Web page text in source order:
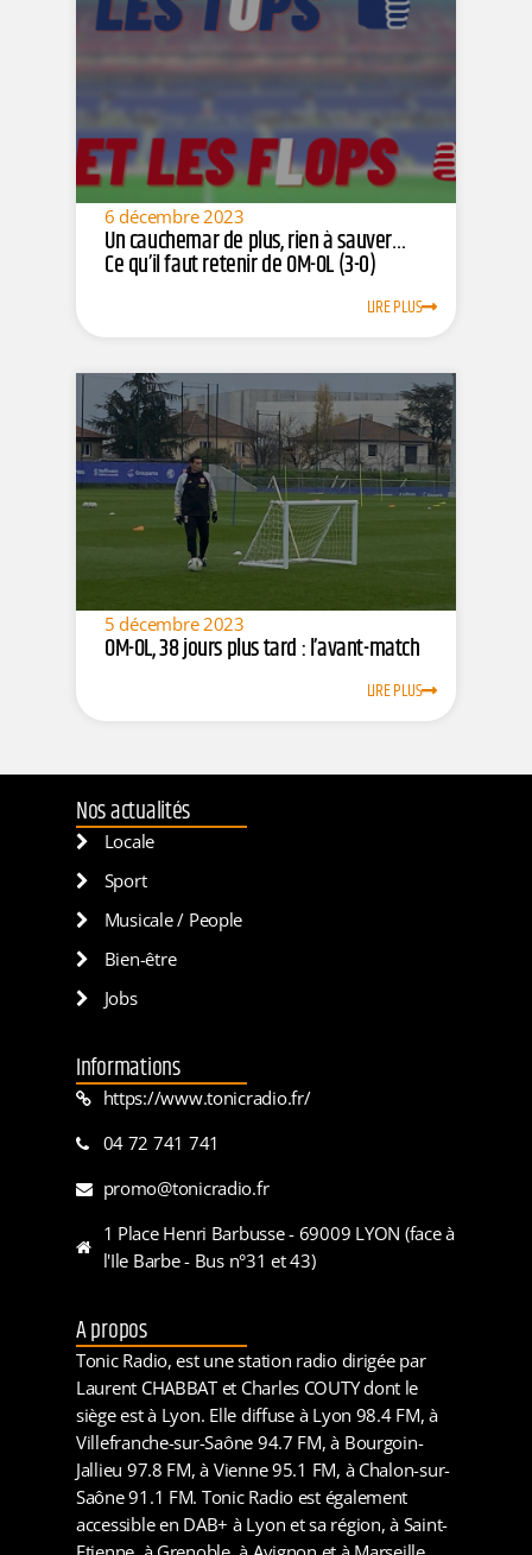
6 décembre 2023
Un cauchemar de plus, rien à sauver…
Ce qu’il faut retenir de OM-OL (3-0)
LIRE PLUS
5 décembre 2023
OM-OL, 38 jours plus tard : l’avant-match
LIRE PLUS
Nos actualités
Locale
Sport
Musicale / People
Bien-être
Jobs
Informations
https://www.tonicradio.fr/
04 72 741 741
promo@tonicradio.fr
1 Place Henri Barbusse - 69009 LYON (face à
l'Ile Barbe - Bus n°31 et 43)
A propos
Tonic Radio, est une station radio dirigée par
Laurent CHABBAT et Charles COUTY dont le
siège est à Lyon. Elle diffuse à Lyon 98.4 FM, à
Villefranche-sur-Saône 94.7 FM, à Bourgoin-
Jallieu 97.8 FM, à Vienne 95.1 FM, à Chalon-sur-
Saône 91.1 FM. Tonic Radio est également
accessible en DAB+ à Lyon et sa région, à Saint-